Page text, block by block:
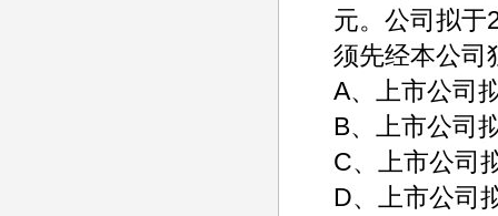
元。公司拟于
须先经本公司
A、上市公司
B、上市公司
C、上市公司
D、上市公司